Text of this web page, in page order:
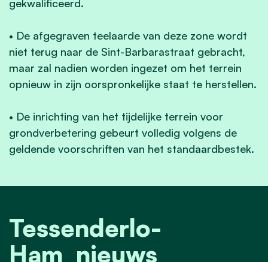
gekwalificeerd.
• De afgegraven teelaarde van deze zone wordt
niet terug naar de Sint-Barbarastraat gebracht,
maar zal nadien worden ingezet om het terrein
opnieuw in zijn oorspronkelijke staat te herstellen.
• De inrichting van het tijdelijke terrein voor
grondverbetering gebeurt volledig volgens de
geldende voorschriften van het standaardbestek.
Tessenderlo-
Ham_nieuws